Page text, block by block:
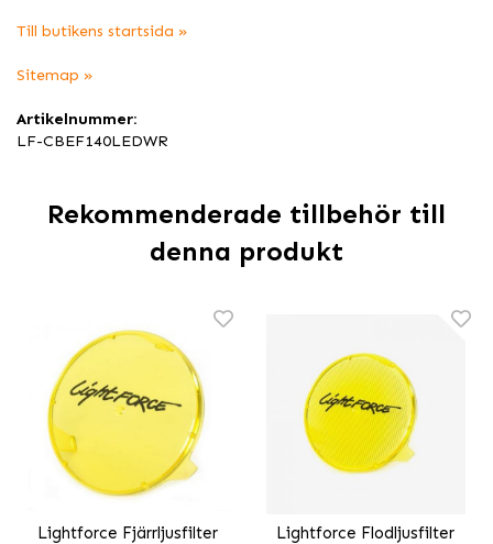
Till butikens startsida »
Sitemap »
Artikelnummer:
LF-CBEF140LEDWR
Rekommenderade tillbehör till
denna produkt
Lightforce Fjärrljusfilter
Lightforce Flodljusfilter